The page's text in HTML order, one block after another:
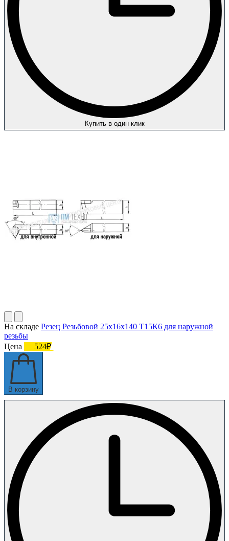
Купить в один клик
На складе Резец Резьбовой 25х16х140 Т15К6 для наружной
резьбы
Цена
524₽
В корзину